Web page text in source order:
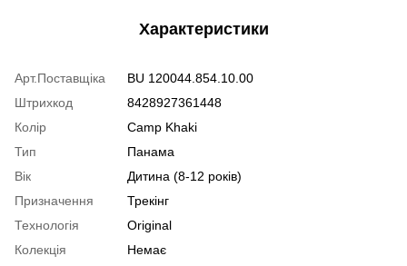
Характеристики
Арт.Поставщіка
BU 120044.854.10.00
Штрихкод
8428927361448
Колір
Camp Khaki
Тип
Панама
Вік
Дитина (8-12 років)
Призначення
Трекінг
Технологія
Original
Колекція
Немає